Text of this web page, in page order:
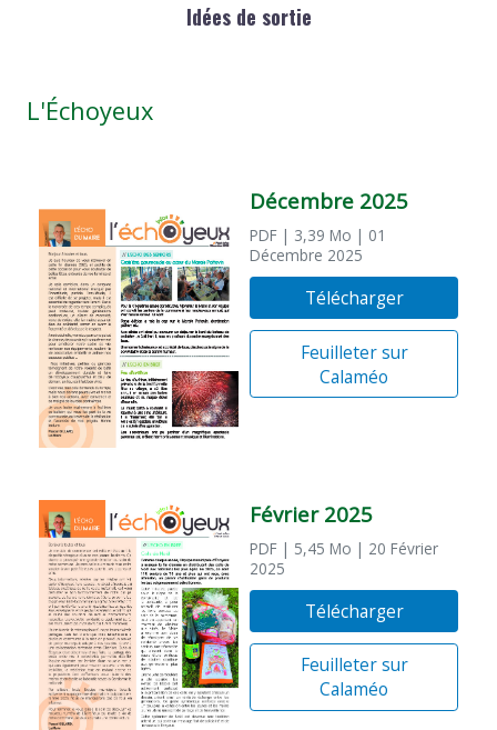
Idées de sortie
L'Échoyeux
Décembre 2025
PDF | 3,39 Mo | 01
Décembre 2025
Télécharger
Feuilleter sur
Calaméo
Février 2025
PDF | 5,45 Mo | 20 Février
2025
Télécharger
Feuilleter sur
Calaméo